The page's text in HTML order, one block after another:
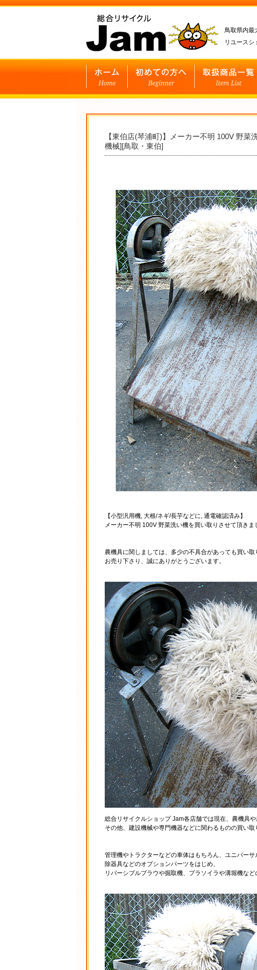
鳥取県内最
リユースシ
【東伯店(琴浦町)】メーカー不明 100V 野
機械][鳥取・東伯]
【小型汎用機, 大根/ネギ/長芋などに, 通電確認済み】
メーカー不明 100V 野菜洗い機を買い取りさせて頂きま
農機具に関しましては、多少の不具合があっても買い取
お売り下さり、誠にありがとうございます。
総合リサイクルショップ Jam各店舗では現在、農機具や
その他、建設機械や専門機器などに関わるものの買い取
管理機やトラクターなどの車体はもちろん、ユニバー
除器具などのオプションパーツをはじめ、
リバーシブルプラウや掘取機、プラソイラや溝堀機な